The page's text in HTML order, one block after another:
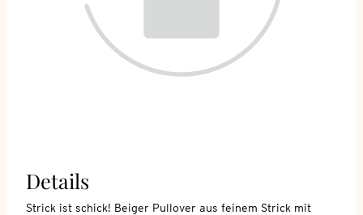
Details
Strick ist schick! Beiger Pullover aus feinem Strick mit